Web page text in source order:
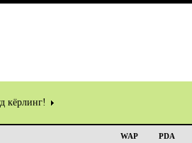
кёрлинг!
WAP PDA